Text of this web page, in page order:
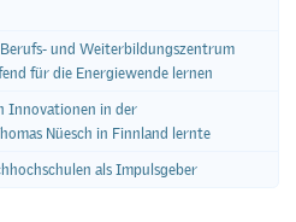
und Weiterbildungszentrum
für die Energiewende lernen
Innovationen in der
Nüesch in Finnland lernte
als Impulsgeber